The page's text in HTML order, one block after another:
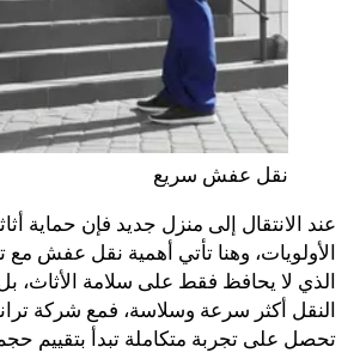
نقل عفش سريع
عند الانتقال إلى منزل جديد فإن حماية
الأولويات، وهنا تأتي أهمية نقل عفش مع
الذي لا يحافظ فقط على سلامة الأثاث،
النقل أكثر سرعة وسلاسة، فمع شركة
تحصل على تجربة متكاملة تبدأ بتقييم